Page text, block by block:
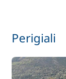
Perigiali